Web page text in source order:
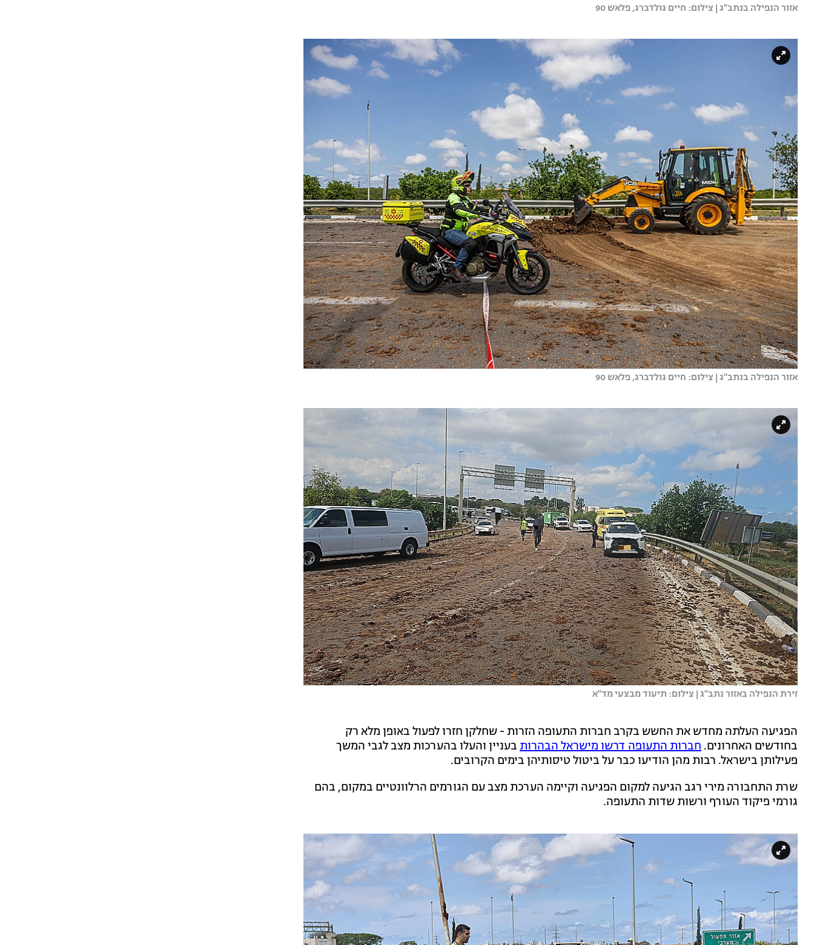
אזור הנפילה בנתב"ג | צילום: חיים גולדברג, פלאש 90
אזור הנפילה בנתב"ג | צילום: חיים גולדברג, פלאש 90
זירת הנפילה באזור נתב"ג | צילום: תיעוד מבצעי מד"א
הפגיעה העלתה מחדש את החשש בקרב חברות התעופה הזרות - שחלקן חזרו לפעול באופן מלא רק
בחודשים האחרונים. חברות התעופה דרשו מישראל הבהרות בעניין והעלו בהערכות מצב לגבי המשך
פעילותן בישראל. רבות מהן הודיעו כבר על ביטול טיסותיהן בימים הקרובים.
שרת התחבורה מירי רגב הגיעה למקום הפגיעה וקיימה הערכת מצב עם הגורמים הרלוונטיים במקום, בהם
גורמי פיקוד העורף ורשות שדות התעופה.